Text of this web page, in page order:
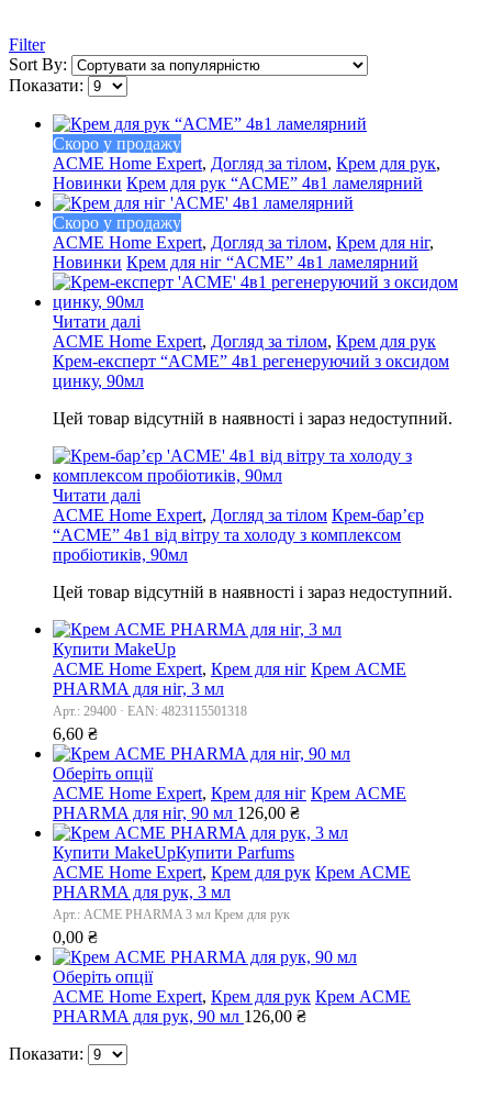
Filter
Sort By:
Показати:
Скоро у продажу
ACME Home Expert, Догляд за тілом, Крем для рук,
Новинки Крем для рук “ACME” 4в1 ламелярний
Скоро у продажу
ACME Home Expert, Догляд за тілом, Крем для ніг,
Новинки Крем для ніг “ACME” 4в1 ламелярний
Читати далі
ACME Home Expert, Догляд за тілом, Крем для рук
Крем-експерт “ACME” 4в1 регенеруючий з оксидом
цинку, 90мл
Цей товар відсутній в наявності і зараз недоступний.
Читати далі
ACME Home Expert, Догляд за тілом Крем-бар’єр
“ACME” 4в1 від вітру та холоду з комплексом
пробіотиків, 90мл
Цей товар відсутній в наявності і зараз недоступний.
Купити MakeUp
ACME Home Expert, Крем для ніг Крем ACME
PHARMA для ніг, 3 мл
Арт.: 29400 · EAN: 4823115501318
6,60 ₴
Оберіть опції
ACME Home Expert, Крем для ніг Крем ACME
PHARMA для ніг, 90 мл 126,00 ₴
Купити MakeUpКупити Parfums
ACME Home Expert, Крем для рук Крем ACME
PHARMA для рук, 3 мл
Арт.: ACME PHARMA 3 мл Крем для рук
0,00 ₴
Оберіть опції
ACME Home Expert, Крем для рук Крем ACME
PHARMA для рук, 90 мл 126,00 ₴
Показати: